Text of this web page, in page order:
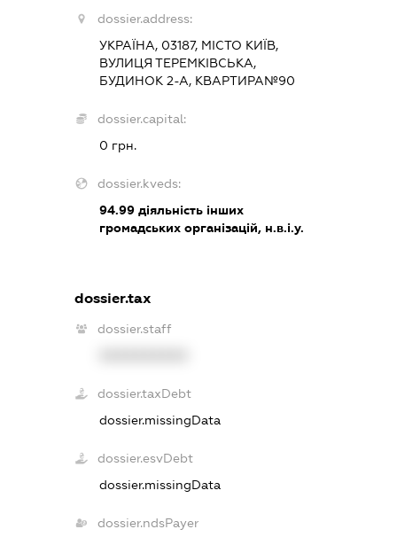
dossier.address:
УКРАЇНА, 03187, МІСТО КИЇВ,
ВУЛИЦЯ ТЕРЕМКІВСЬКА,
БУДИНОК 2-А, КВАРТИРА№90
dossier.capital:
0 грн.
dossier.kveds:
94.99діяльність інших
громадських організацій, н.в.і.у.
dossier.tax
dossier.staff
dossier.taxDebt
dossier.missingData
dossier.esvDebt
dossier.missingData
dossier.ndsPayer